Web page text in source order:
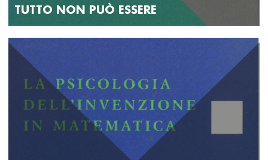
TUTTO NON PUÒ ESSERE